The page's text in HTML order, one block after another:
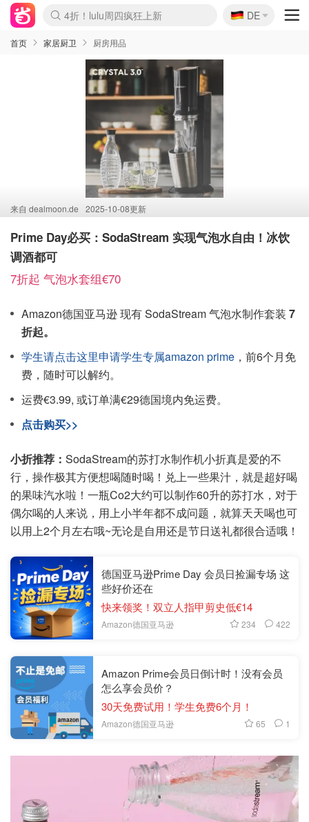
Boticinal 夏促开抢！
4折！lulu周四疯狂上新
还没结束！&OtherStories大促
Joybuy变相75折 随时失效
速领！Stanley独家85折
疑似霸哥！Camper额外叠85折
Zalando 奥莱闪促！每日更新
Moncler反季囤！5折起+叠9折
Coach Brooklyn仅€192
🇩🇪
DE
首页 家居厨卫 厨房用品
来自 dealmoon.de 2025-10-08更新
Prime Day必买：SodaStream 实现气泡水自由！冰饮
调酒都可
7折起 气泡水套组€70
Amazon德国亚马逊 现有 SodaStream 气泡水制作套装 7
折起。
学生请点击这里申请学生专属amazon prime ，前6个月免
费，随时可以解约。
运费€3.99, 或订单满€29德国境内免运费。
点击购买>>
小折推荐： SodaStream的苏打水制作机小折真是爱的不
行，操作极其方便想喝随时喝！兑上一些果汁，就是超好喝
的果味汽水啦！一瓶Co2大约可以制作60升的苏打水，对于
偶尔喝的人来说，用上小半年都不成问题，就算天天喝也可
以用上2个月左右哦~无论是自用还是节日送礼都很合适哦！
德国亚马逊Prime Day 会员日捡漏专场 这
些好价还在
快来领奖！双立人指甲剪史低€14
Amazon德国亚马逊 234 422
Amazon Prime会员日倒计时！没有会员
怎么享会员价？
30天免费试用！学生免费6个月！
Amazon德国亚马逊 65 1